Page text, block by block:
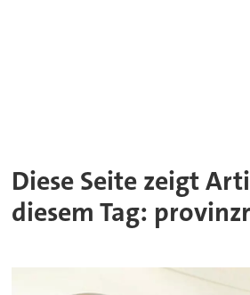
Diese Seite zeigt
diesem Tag: